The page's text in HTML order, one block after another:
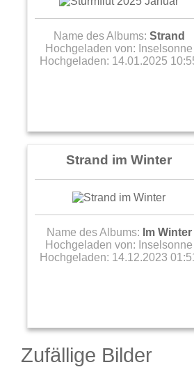
Name des Albums: Strand
Hochgeladen von: Inselsonne
Hochgeladen: 14.01.2025
Strand im Winter
Name des Albums: Im Winter
Hochgeladen von: Inselsonne
Hochgeladen: 14.12.2023 01:51
Zufällige Bilder